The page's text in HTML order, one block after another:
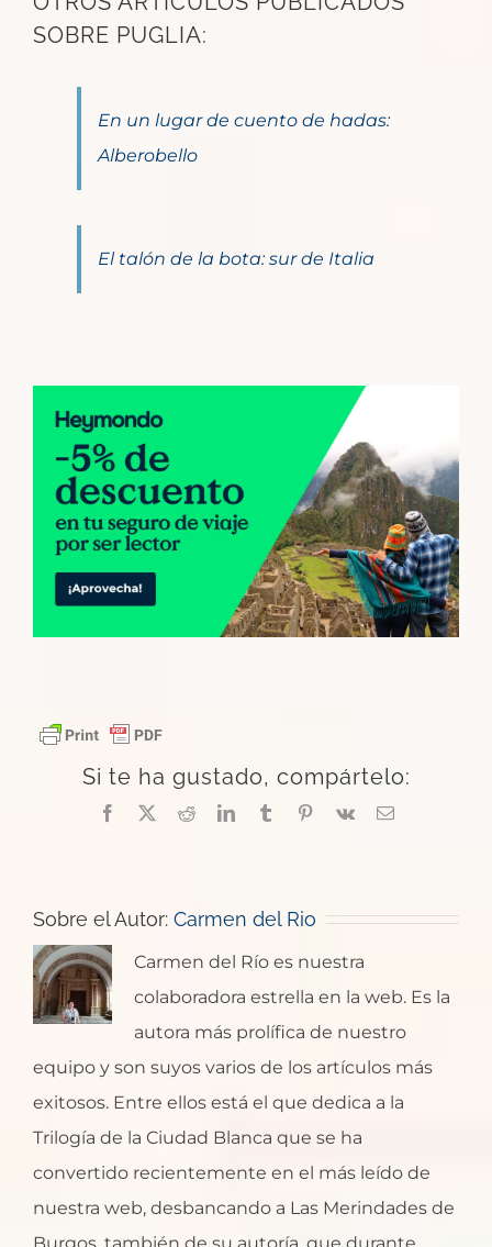
SOBRE PUGLIA:
En un lugar de cuento de hadas:
Alberobello
El talón de la bota: sur de Italia
Si te ha gustado, compártelo:
Facebook
X RedditLinkedInTumblrPinterest
Vk
Correo
Sobre el Autor: Carmen del Rio
Carmen del Río es nuestra
colaboradora estrella en la web. Es la
autora más prolífica de nuestro
equipo y son suyos varios de los artículos más
exitosos. Entre ellos está el que dedica a la
Trilogía de la Ciudad Blanca que se ha
convertido recientemente en el más leído de
nuestra web, desbancando a Las Merindades de